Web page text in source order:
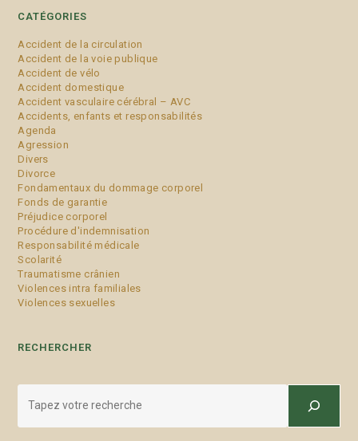
CATÉGORIES
Accident de la circulation
Accident de la voie publique
Accident de vélo
Accident domestique
Accident vasculaire cérébral – AVC
Accidents, enfants et responsabilités
Agenda
Agression
Divers
Divorce
Fondamentaux du dommage corporel
Fonds de garantie
Préjudice corporel
Procédure d'indemnisation
Responsabilité médicale
Scolarité
Traumatisme crânien
Violences intra familiales
Violences sexuelles
RECHERCHER